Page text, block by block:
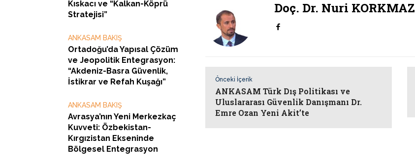
Kıskacı ve “Kalkan-Köprü
Stratejisi”
ANKASAM BAKIŞ
Ortadoğu’da Yapısal Çözüm
ve Jeopolitik Entegrasyon:
“Akdeniz-Basra Güvenlik,
İstikrar ve Refah Kuşağı”
ANKASAM BAKIŞ
Avrasya’nın Yeni Merkezkaç
Kuvveti: Özbekistan-
Kırgızistan Ekseninde
Bölgesel Entegrasyon
Doç. Dr. Nuri KORKMAZ
Önceki İçerik
ANKASAM Türk Dış Politikası ve
Uluslararası Güvenlik Danışmanı Dr.
Emre Ozan Yeni Akit’te